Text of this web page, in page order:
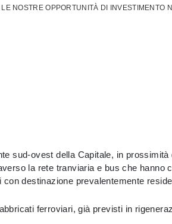
LE NOSTRE OPPORTUNITÀ DI INVESTIMENTO
sud-ovest della Capitale, in
la rete tranviaria e bus che
destinazione prevalentemente
ferroviari, già previsti in